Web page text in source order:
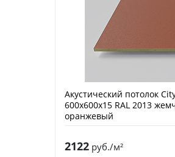
Акустический потолок
600х600х15 RAL 2013
оранжевый
2122руб./м²